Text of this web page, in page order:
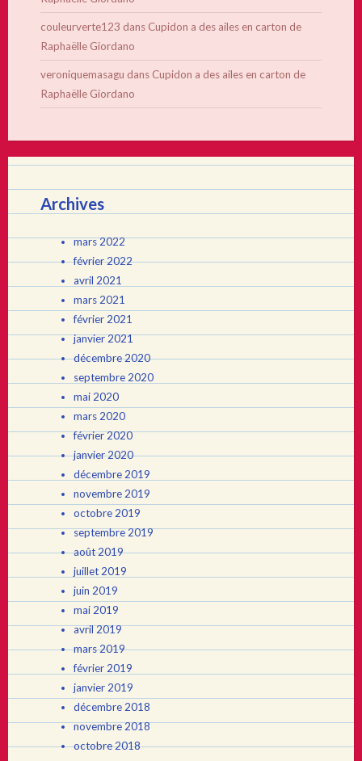
couleurverte123 dans Cupidon a des ailes en carton de
Raphaëlle Giordano
veroniquemasagu dans Cupidon a des ailes en carton de
Raphaëlle Giordano
Archives
mars 2022
février 2022
avril 2021
mars 2021
février 2021
janvier 2021
décembre 2020
septembre 2020
mai 2020
mars 2020
février 2020
janvier 2020
décembre 2019
novembre 2019
octobre 2019
septembre 2019
août 2019
juillet 2019
juin 2019
mai 2019
avril 2019
mars 2019
février 2019
janvier 2019
décembre 2018
novembre 2018
octobre 2018